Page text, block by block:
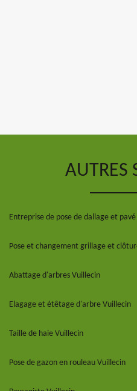
AUTRES
Entreprise de pose de dallage et
Pose et changement grillage et
Abattage d'arbres Vuillecin
Elagage et étêtage d'arbre Vuillecin
Taille de haie Vuillecin
Pose de gazon en rouleau Vuillecin